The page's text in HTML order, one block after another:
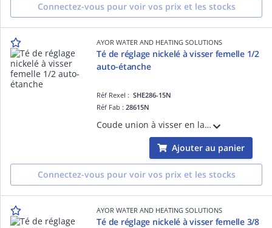
Connectez-vous pour voir vos prix et les stocks
AYOR WATER AND HEATING SOLUTIONS
Té de réglage nickelé à visser femelle 1/2
auto-étanche
Réf Rexel :SHE286-15N
Réf Fab :28615N
Coude union à visser en laiton brut - raccordement mâle femelle 3/4
Ajouter au panier
Connectez-vous pour voir vos prix et les stocks
AYOR WATER AND HEATING SOLUTIONS
Té de réglage nickelé à visser femelle 3/8